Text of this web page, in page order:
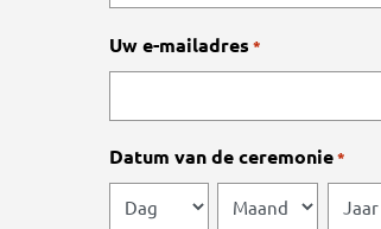
Uw e-mailadres *
Datum van de ceremonie*